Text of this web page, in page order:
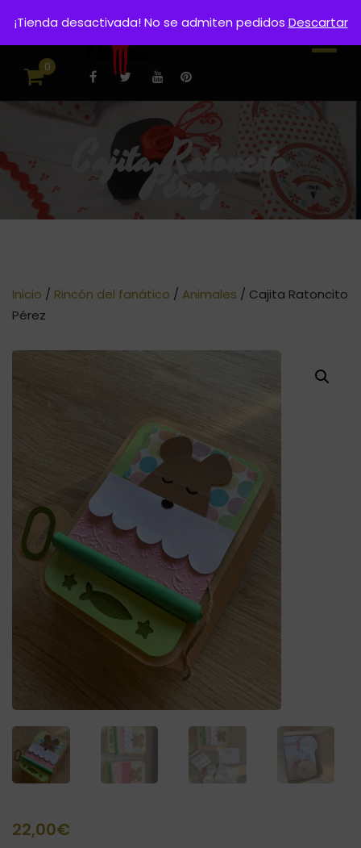
0
Cajita Ratoncito
Pérez
Inicio / Rincón del fanático / Animales / Cajita Ratoncito
Pérez
22,00€
¡Tienda desactivada! No se admiten pedidos Descartar